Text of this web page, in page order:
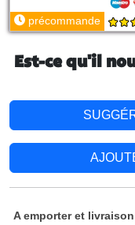
précommande
Est-ce qu'il
A emporter et